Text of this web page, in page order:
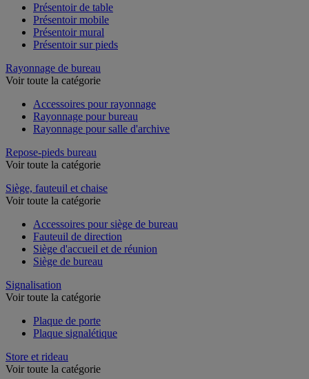
Présentoir de table
Présentoir mobile
Présentoir mural
Présentoir sur pieds
Rayonnage de bureau
Voir toute la catégorie
Accessoires pour rayonnage
Rayonnage pour bureau
Rayonnage pour salle d'archive
Repose-pieds bureau
Voir toute la catégorie
Siège, fauteuil et chaise
Voir toute la catégorie
Accessoires pour siège de bureau
Fauteuil de direction
Siège d'accueil et de réunion
Siège de bureau
Signalisation
Voir toute la catégorie
Plaque de porte
Plaque signalétique
Store et rideau
Voir toute la catégorie